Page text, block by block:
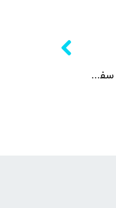
نازل دهش از کف مگاپول سایز 50 | سفید